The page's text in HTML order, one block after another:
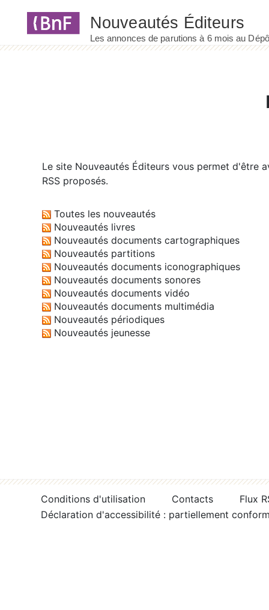
Le site Nouveautés Éditeurs vous permet d'être
RSS proposés.
Toutes les nouveautés
Nouveautés livres
Nouveautés documents cartographiques
Nouveautés partitions
Nouveautés documents iconographiques
Nouveautés documents sonores
Nouveautés documents vidéo
Nouveautés documents multimédia
Nouveautés périodiques
Nouveautés jeunesse
Conditions d'utilisation Contacts
Flux
Déclaration d'accessibilité : partiellement